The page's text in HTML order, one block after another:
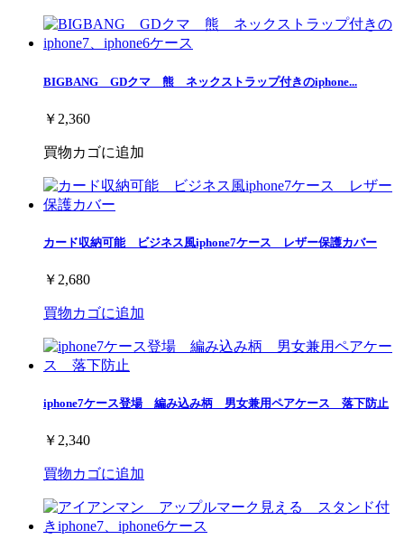
BIGBANG GDクマ 熊 ネックストラップ付きのiphone...
￥2,360
買物カゴに追加
カード収納可能 ビジネス風iphone7ケース レザー保護カバー
￥2,680
買物カゴに追加
iphone7ケース登場 編み込み柄 男女兼用ペアケース 落下防止
￥2,340
買物カゴに追加